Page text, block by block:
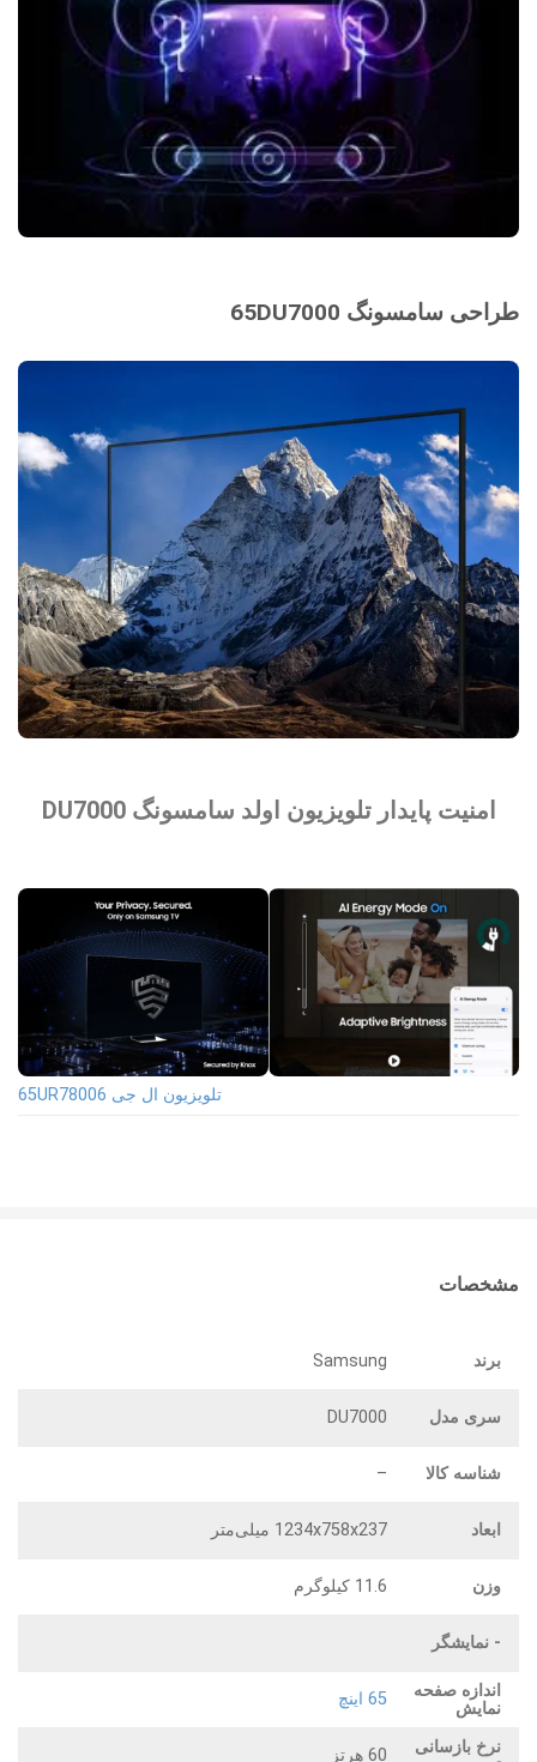
طراحی سامسونگ 65DU7000
امنیت پایدار تلویزیون اولد سامسونگ DU7000
تلویزیون ال جی 65UR78006
مشخصات
برند Samsung
سری مدل DU7000
شناسه کالا –
ابعاد 1234x758x237 میلی‌متر
وزن 11.6 کیلوگرم
- نمایشگر
اندازه صفحه
نمایش
65 اینچ
نرخ بازسانی
60 هرتز